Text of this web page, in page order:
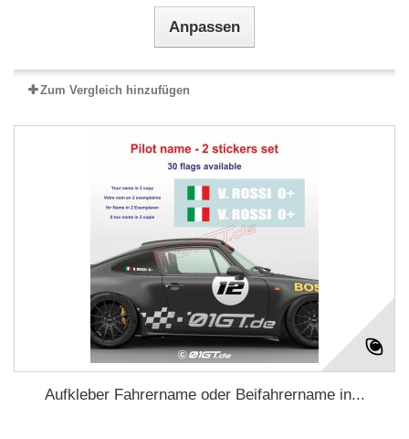
Anpassen
Zum Vergleich hinzufügen
Aufkleber Fahrername oder Beifahrername in...